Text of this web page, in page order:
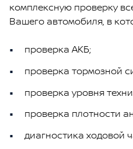
комплексную проверку
Вашего автомобиля, в
проверка АКБ;
проверка тормозной
проверка уровня
проверка плотности
диагностика ходовой